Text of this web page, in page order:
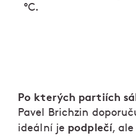
°C.
Po kterých partiích
Pavel Brichzin
ideální je podplečí, ale